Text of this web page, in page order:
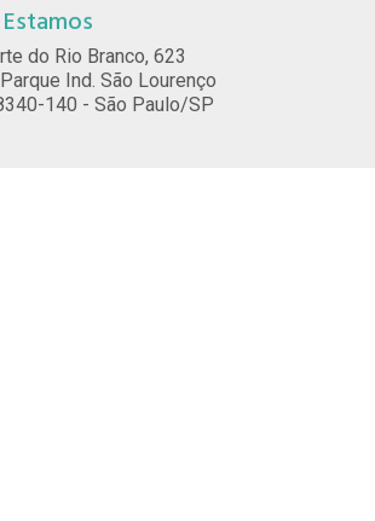
do Rio Branco, 623
Ind. São Lourenço
140 - São Paulo/SP